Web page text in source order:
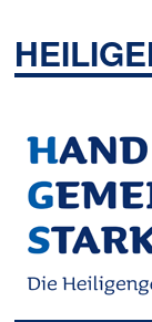
springen